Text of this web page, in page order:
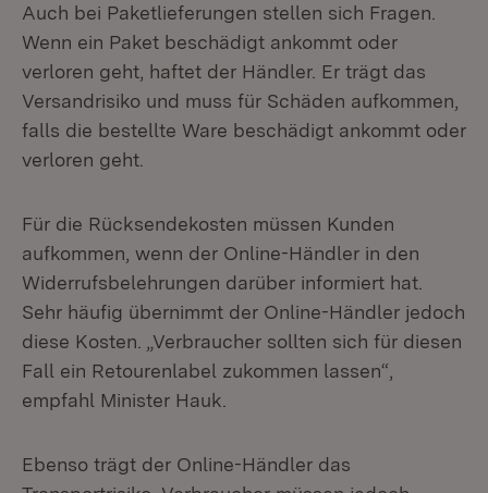
Auch bei Paketlieferungen stellen sich Fragen.
Wenn ein Paket beschädigt ankommt oder
verloren geht, haftet der Händler. Er trägt das
Versandrisiko und muss für Schäden aufkommen,
falls die bestellte Ware beschädigt ankommt oder
verloren geht.
Für die Rücksendekosten müssen Kunden
aufkommen, wenn der Online-Händler in den
Widerrufsbelehrungen darüber informiert hat.
Sehr häufig übernimmt der Online-Händler jedoch
diese Kosten. „Verbraucher sollten sich für diesen
Fall ein Retourenlabel zukommen lassen“,
empfahl Minister Hauk.
Ebenso trägt der Online-Händler das